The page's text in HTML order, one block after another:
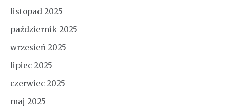
listopad 2025
październik 2025
wrzesień 2025
lipiec 2025
czerwiec 2025
maj 2025